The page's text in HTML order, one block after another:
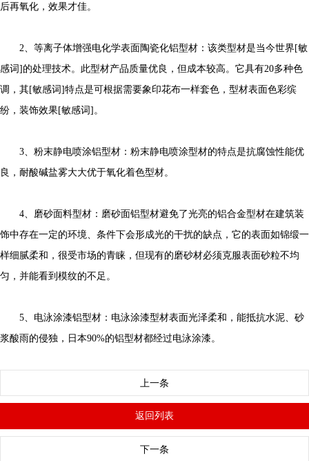
后再氧化，效果才佳。
2、等离子体增强电化学表面陶瓷化铝型材：该类型材是当今世界[敏
感词]的处理技术。此型材产品质量优良，但成本较高。它具有20多种色
调，其[敏感词]特点是可根据需要象印花布一样套色，型材表面色彩缤
纷，装饰效果[敏感词]。
3、粉末静电喷涂铝型材：粉末静电喷涂型材的特点是抗腐蚀性能优
良，耐酸碱盐雾大大优于氧化着色型材。
4、磨砂面料型材：磨砂面铝型材避免了光亮的铝合金型材在建筑装
饰中存在一定的环境、条件下会形成光的干扰的缺点，它的表面如锦缎一
样细腻柔和，很受市场的青睐，但现有的磨砂材必须克服表面砂粒不均
匀，并能看到模纹的不足。
5、电泳涂漆铝型材：电泳涂漆型材表面光泽柔和，能抵抗水泥、砂
浆酸雨的侵独，日本90%的铝型材都经过电泳涂漆。
上一条
返回列表
下一条